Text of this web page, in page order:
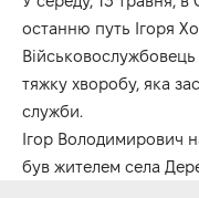
останню путь Ігоря
тяжку хворобу, яка
служби.
Ігор Володимирович
був жителем села